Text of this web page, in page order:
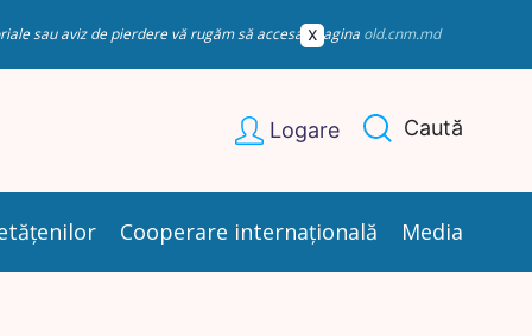
sau aviz de pierdere vă rugăm să accesați pagina old.cnm.md
Logare Caută
Cooperare internațională Media